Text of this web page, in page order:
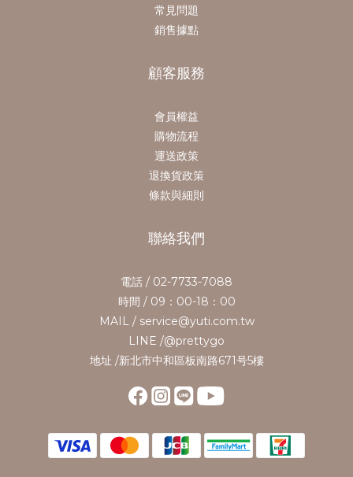
常見問題
銷售據點
顧客服務
會員權益
購物流程
運送政策
退換貨政策
條款與細則
聯絡我們
電話 / 02-7733-7088
時間 / 09：00-18：00
MAIL / service@yuti.com.tw
LINE /@prettygo
地址 /新北市中和區板南路671号5樓